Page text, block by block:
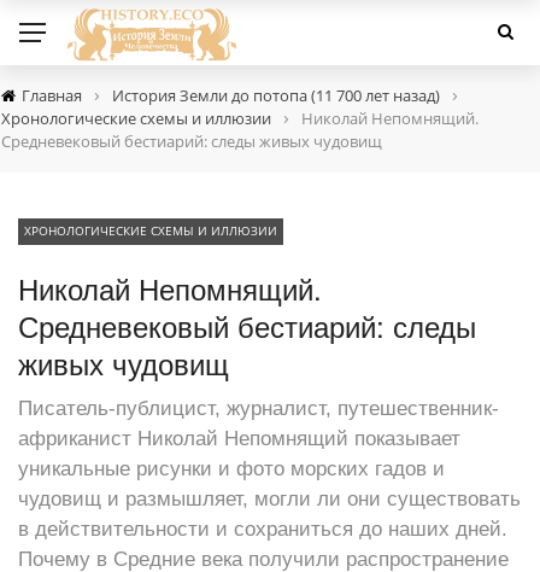
Главная › История Земли до потопа (11 700 лет назад) ›
Хронологические схемы и иллюзии ›
Николай Непомнящий.
Средневековый бестиарий: следы живых чудовищ
ХРОНОЛОГИЧЕСКИЕ СХЕМЫ И ИЛЛЮЗИИ
Николай Непомнящий.
Средневековый бестиарий: следы
живых чудовищ
Писатель-публицист, журналист, путешественник-
африканист Николай Непомнящий показывает
уникальные рисунки и фото морских гадов и
чудовищ и размышляет, могли ли они существовать
в действительности и сохраниться до наших дней.
Почему в Средние века получили распространение